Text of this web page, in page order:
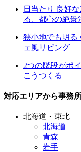
日当たり 良好
る、都心の絶景
狭小地でも明る
ェ風リビング
2つの階段がポ
こうつくる
対応エリアから事務
北海道・東北
北海道
青森
岩手